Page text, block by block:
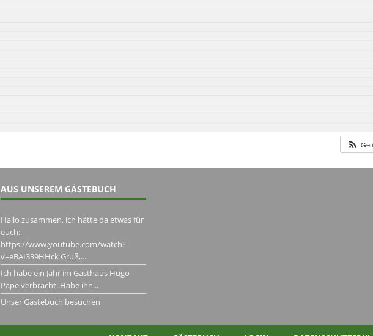
AUS UNSEREM GÄSTEBUCH
Hallo zusammen, ich hätte da etwas für
euch:
https://www.youtube.com/watch?
v=eBAI339HHck Gruß,...
Ich habe ein Jahr im Gasthaus Hugo
Pape verbracht..Habe ihn...
Unser Gästebuch besuchen